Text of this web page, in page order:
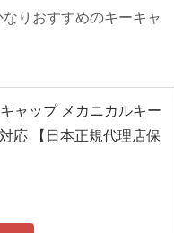
りおすすめのキーキャ
ャップ メカニカルキー
応 【日本正規代理店保